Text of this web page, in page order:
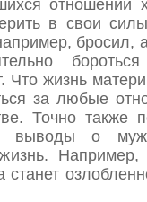
отношений
в свои
бросил,
Что жизнь
за любые
Точно также
выводы о